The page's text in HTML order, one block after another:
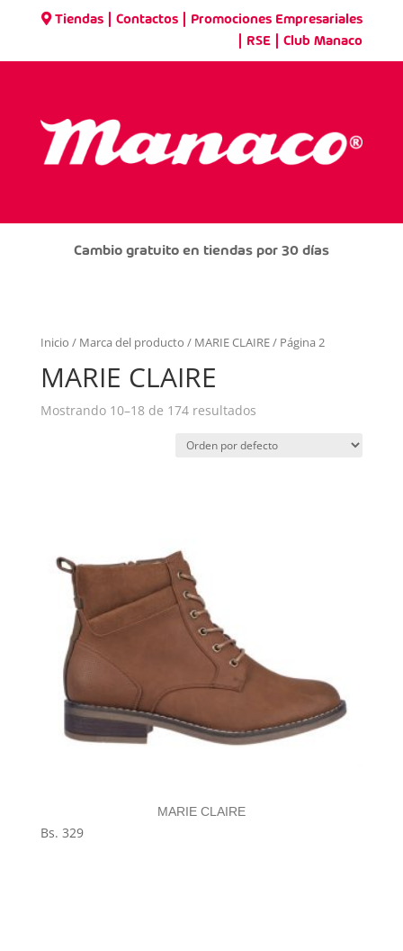
Tiendas |Contactos Promociones Empresariales
RSE |Club Manaco
Cambio gratuito en tiendas por 30 días
Inicio / Marca del producto / MARIE CLAIRE/ Página 2
MARIE CLAIRE
Mostrando 10–18 de 174 resultados
MARIE CLAIRE
Bs. 329